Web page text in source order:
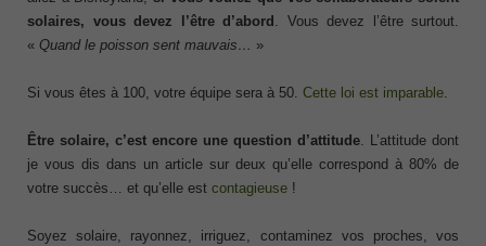
solaires, vous devez l’être d’abord . Vous devez l’être surtout.
« Quand le poisson sent mauvais… »
Si vous êtes à 100, votre équipe sera à 50. Cette loi est imparable.
Être solaire, c’est encore une question d’attitude. L’attitude dont
je vous dis dans un article sur deux qu’elle correspond à 80% de
votre succès… et qu’elle est contagieuse !
Soyez solaire, rayonnez, irriguez, contaminez vos proches, vos